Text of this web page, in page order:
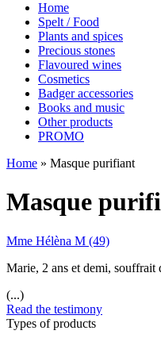
Home
Spelt / Food
Plants and spices
Precious stones
Flavoured wines
Cosmetics
Badger accessories
Books and music
Other products
PROMO
Home » Masque purifiant
Masque
Mme Hélèna M (49)
Marie, 2 ans et demi, souffrait
(...)
Read the testimony
Types of products